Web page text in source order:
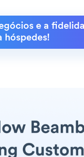
e a
hóspedes!